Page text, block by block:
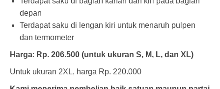
depan
Terdapat saku di lengan kiri untuk menaruh pulpen
dan termometer
Harga: Rp. 206.500 (untuk ukuran S, M, L, dan XL)
Untuk ukuran 2XL, harga Rp. 220.000